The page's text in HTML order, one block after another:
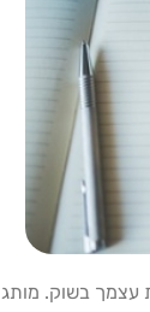
בשוק. מותג